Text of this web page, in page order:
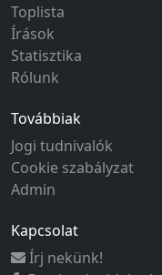
Toplista
Írások
Statisztika
Rólunk
Továbbiak
Jogi tudnivalók
Cookie szabályzat
Admin
Kapcsolat
Írj nekünk!